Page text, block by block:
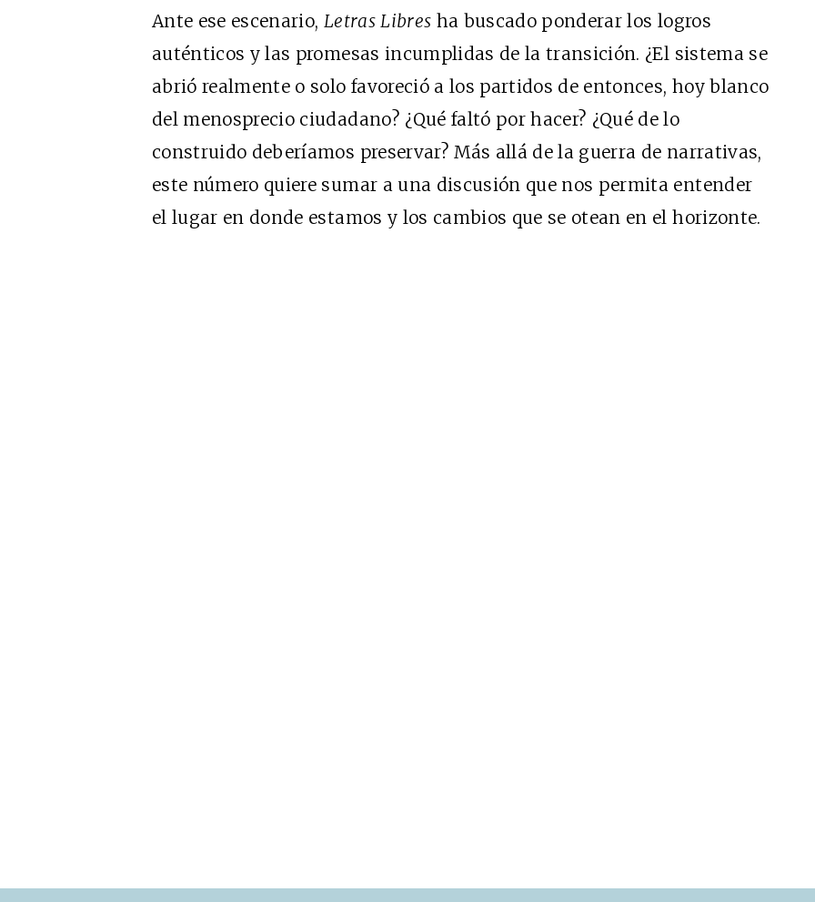
Ante ese escenario, Letras Libres ha buscado ponderar los logros
auténticos y las promesas incumplidas de la transición. ¿El sistema se
abrió realmente o solo favoreció a los partidos de entonces, hoy blanco
del menosprecio ciudadano? ¿Qué faltó por hacer? ¿Qué de lo
construido deberíamos preservar? Más allá de la guerra de narrativas,
este número quiere sumar a una discusión que nos permita entender
el lugar en donde estamos y los cambios que se otean en el horizonte.